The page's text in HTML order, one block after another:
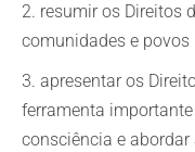
2. resumir os Direitos
comunidades e povos
3. apresentar os
ferramenta
consciência e